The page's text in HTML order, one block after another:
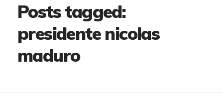
Posts tagged:
presidente nicolas
maduro